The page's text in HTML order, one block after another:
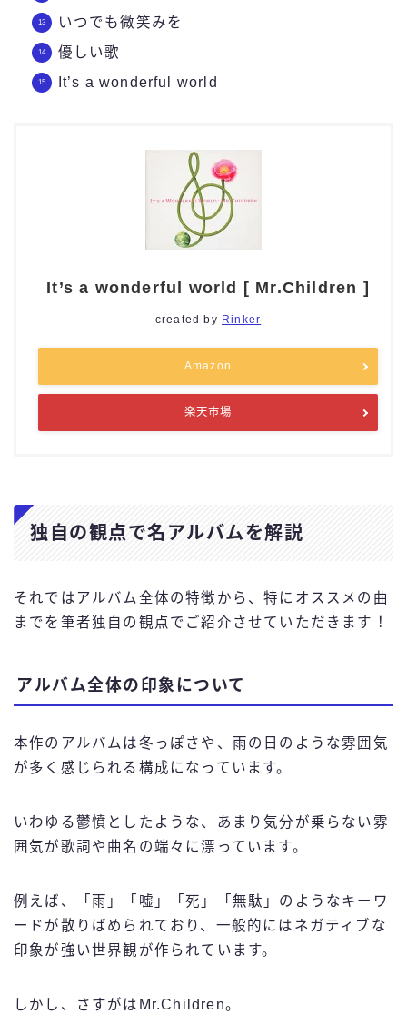
いつでも微笑みを
優しい歌
It’s a wonderful world
It’s a wonderful world [ Mr.Children ]
created by Rinker
Amazon
楽天市場
独自の観点で名アルバムを解説
それではアルバム全体の特徴から、特にオススメの曲
までを筆者独自の観点でご紹介させていただきます！
アルバム全体の印象について
本作のアルバムは冬っぽさや、雨の日のような雰囲気
が多く感じられる構成になっています。
いわゆる鬱憤としたような、あまり気分が乗らない雰
囲気が歌詞や曲名の端々に漂っています。
例えば、「雨」「嘘」「死」「無駄」のようなキーワ
ードが散りばめられており、一般的にはネガティブな
印象が強い世界観が作られています。
しかし、さすがはMr.Children。